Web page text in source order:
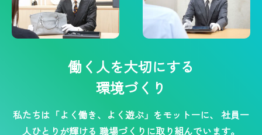
働く人を大切にする
環境づくり
私たちは「よく働き、よく遊ぶ」をモットーに、 社員一
人ひとりが輝ける 職場づくりに取り組んでいます。